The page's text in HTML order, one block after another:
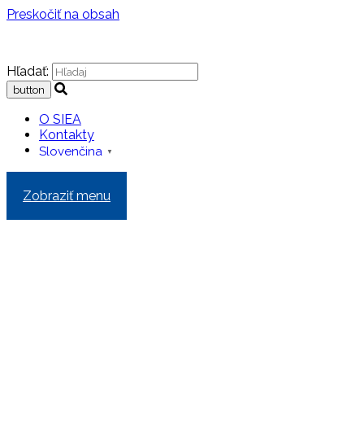
Preskočiť na obsah
Hľadať:
O SIEA
Kontakty
Slovenčina ▼
Zobraziť menu